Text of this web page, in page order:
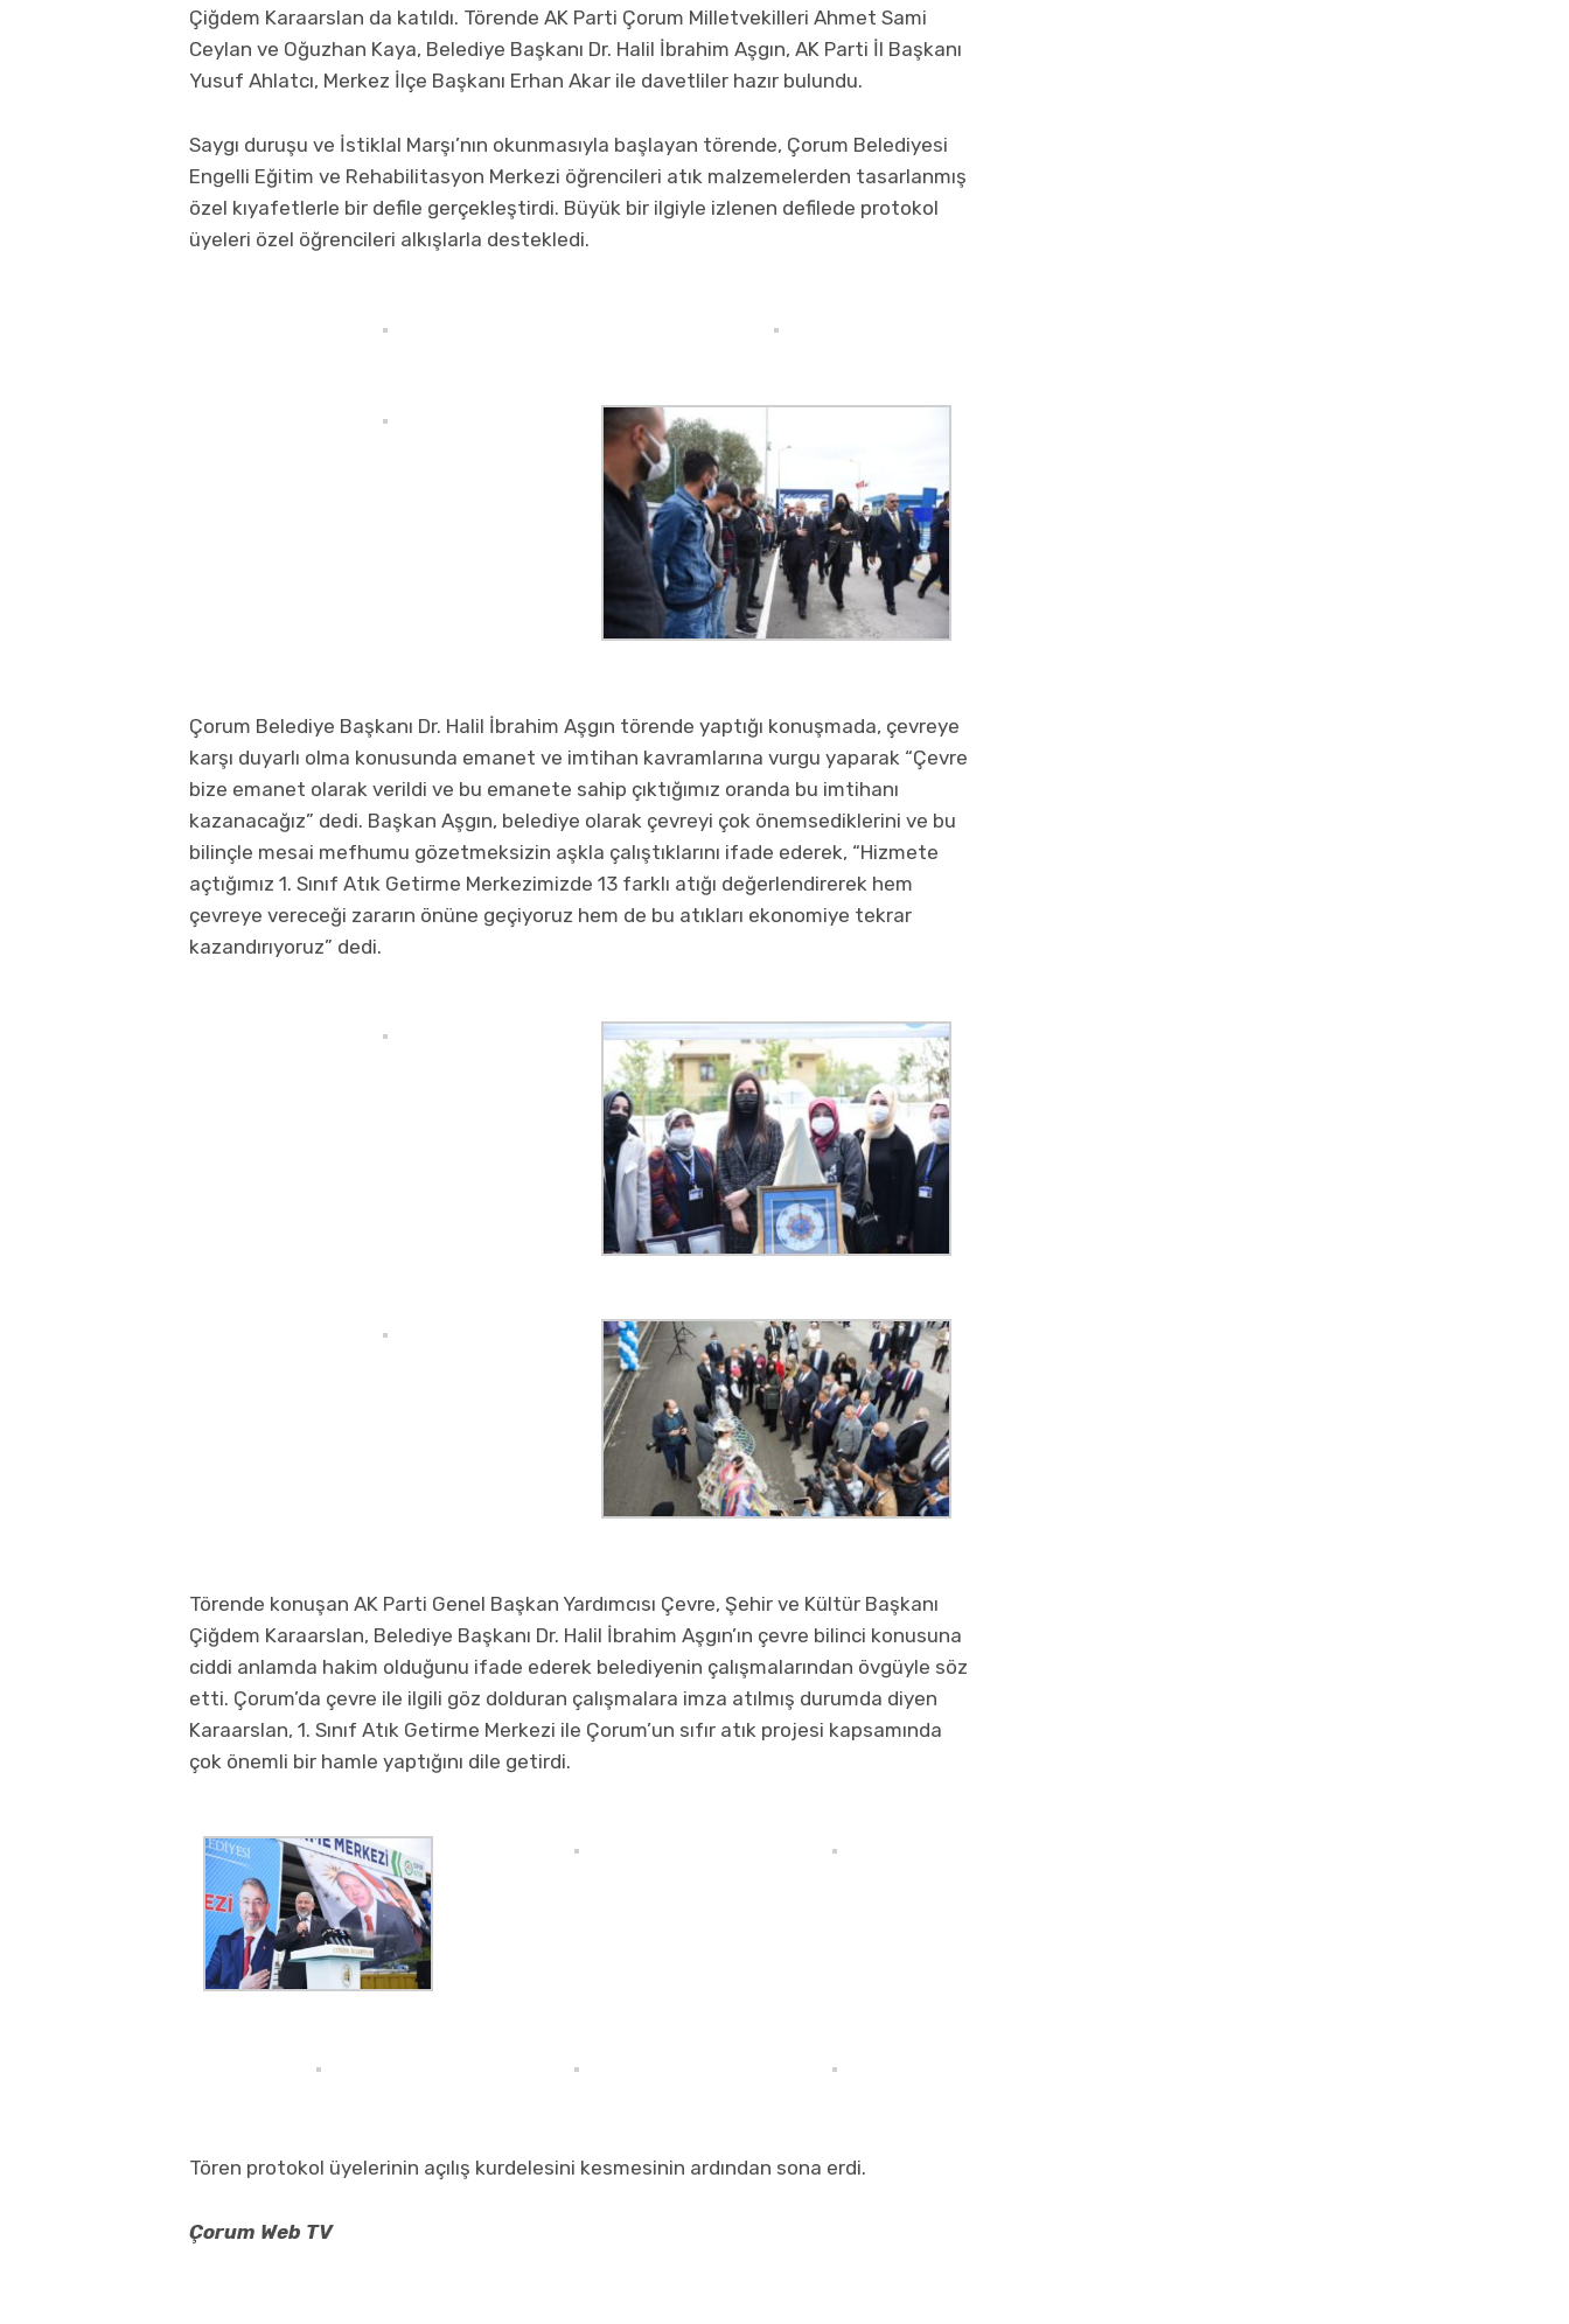
Çiğdem Karaarslan da katıldı. Törende AK Parti Çorum Milletvekilleri Ahmet Sami
Ceylan ve Oğuzhan Kaya, Belediye Başkanı Dr. Halil İbrahim Aşgın, AK Parti İl Başkanı
Yusuf Ahlatcı, Merkez İlçe Başkanı Erhan Akar ile davetliler hazır bulundu.
Saygı duruşu ve İstiklal Marşı’nın okunmasıyla başlayan törende, Çorum Belediyesi
Engelli Eğitim ve Rehabilitasyon Merkezi öğrencileri atık malzemelerden tasarlanmış
özel kıyafetlerle bir defile gerçekleştirdi. Büyük bir ilgiyle izlenen defilede protokol
üyeleri özel öğrencileri alkışlarla destekledi.
Çorum Belediye Başkanı Dr. Halil İbrahim Aşgın törende yaptığı konuşmada, çevreye
karşı duyarlı olma konusunda emanet ve imtihan kavramlarına vurgu yaparak “Çevre
bize emanet olarak verildi ve bu emanete sahip çıktığımız oranda bu imtihanı
kazanacağız” dedi. Başkan Aşgın, belediye olarak çevreyi çok önemsediklerini ve bu
bilinçle mesai mefhumu gözetmeksizin aşkla çalıştıklarını ifade ederek, “Hizmete
açtığımız 1. Sınıf Atık Getirme Merkezimizde 13 farklı atığı değerlendirerek hem
çevreye vereceği zararın önüne geçiyoruz hem de bu atıkları ekonomiye tekrar
kazandırıyoruz” dedi.
Törende konuşan AK Parti Genel Başkan Yardımcısı Çevre, Şehir ve Kültür Başkanı
Çiğdem Karaarslan, Belediye Başkanı Dr. Halil İbrahim Aşgın’ın çevre bilinci konusuna
ciddi anlamda hakim olduğunu ifade ederek belediyenin çalışmalarından övgüyle söz
etti. Çorum’da çevre ile ilgili göz dolduran çalışmalara imza atılmış durumda diyen
Karaarslan, 1. Sınıf Atık Getirme Merkezi ile Çorum’un sıfır atık projesi kapsamında
çok önemli bir hamle yaptığını dile getirdi.
Tören protokol üyelerinin açılış kurdelesini kesmesinin ardından sona erdi.
Çorum Web TV